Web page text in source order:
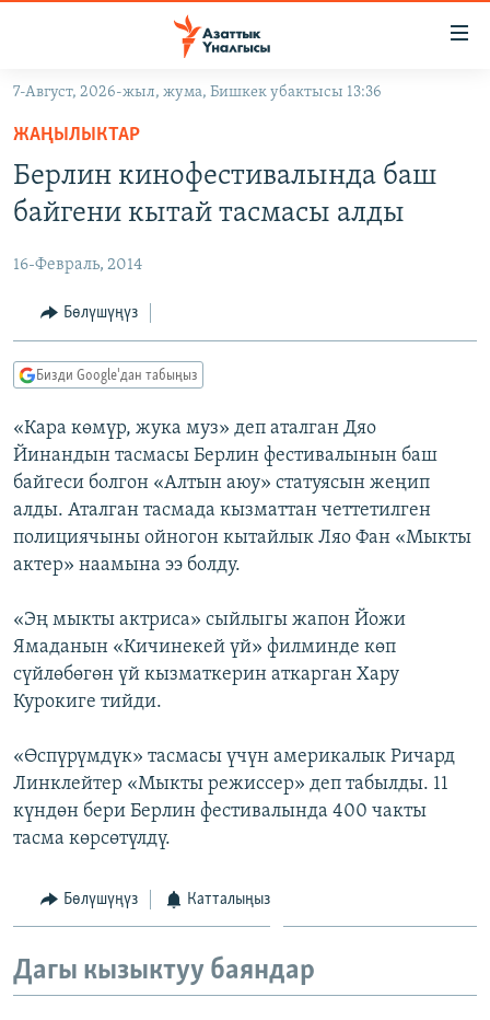
Навигацияга
өтүңүз
Издөөгө
салыңызКЫРГЫЗСТАН
ЭКОНОМИКА
МАДАНИЯТ
ДҮЙНӨ
БОРБОР АЗИЯ
АТАЙЫН ИЛИКТӨӨ
ТВ ПРОГРАММАЛАР
ЭКСПЕРТТЕР ТАЛДАЙТ
БИЗ ЖАНА ДҮЙНӨ
ДАНИСТЕ
ЭЖЕ-СИҢДИЛЕР
АЗАТТЫК+
ӨЗГӨЧӨ ПИКИР
Русский
ОНЛАЙН ШЕРИНЕ
ЭЕ/АРнун бардык сайттары
7-Август, 2026-жыл, жума, Бишкек убактысы 13:36
ЖАҢЫЛЫКТАР
Берлин кинофестивалында баш
байгени кытай тасмасы алды
16-Февраль, 2014
Бөлүшүңүз
Бизди Google'дан табыңыз
«Кара көмүр, жука муз» деп аталган Дяо
Йинандын тасмасы Берлин фестивалынын баш
байгеси болгон «Алтын аюу» статуясын жеңип
алды. Аталган тасмада кызматтан четтетилген
полициячыны ойногон кытайлык Ляо Фан «Мыкты
актер» наамына ээ болду.
«Эң мыкты актриса» сыйлыгы жапон Йожи
Ямаданын «Кичинекей үй» филминде көп
сүйлөбөгөн үй кызматкерин аткарган Хару
Курокиге тийди.
«Өспүрүмдүк» тасмасы үчүн америкалык Ричард
Линклейтер «Мыкты режиссер» деп табылды. 11
күндөн бери Берлин фестивалында 400 чакты
тасма көрсөтүлдү.
Бөлүшүңүз Катталыңыз
Дагы кызыктуу баяндар